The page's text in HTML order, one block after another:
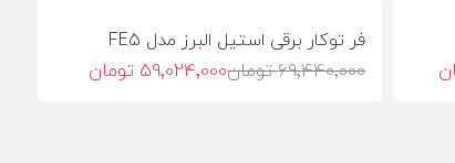
فر توکار برقی استیل البرز مدل FE5
69٬440٬000 تومان 59٬024٬000 تومان